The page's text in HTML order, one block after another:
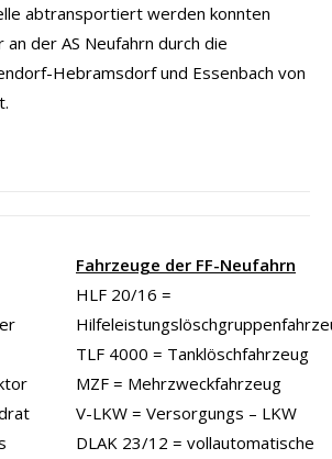
abtransportiert werden konnten
der AS Neufahrn durch die
Hebramsdorf und Essenbach von
Fahrzeuge der FF-Neufahrn
HLF 20/16 =
TLF 4000 = Tanklöschfahrzeug
MZF = Mehrzweckfahrzeug
V-LKW = Versorgungs – LKW
DLAK 23/12 = vollautomatische